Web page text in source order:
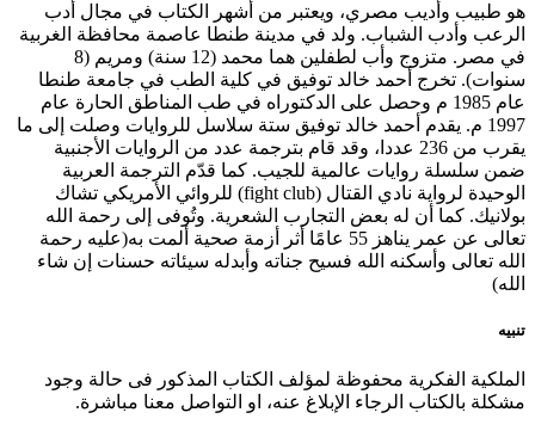
هو طبيب وأديب مصري، ويعتبر من أشهر الكتاب في مجال أدب
الرعب وأدب الشباب. ولد في مدينة طنطا عاصمة محافظة الغربية
في مصر. متزوج وأب لطفلين هما محمد (12 سنة) ومريم (8
سنوات). تخرج أحمد خالد توفيق في كلية الطب في جامعة طنطا
عام 1985 م وحصل على الدكتوراه في طب المناطق الحارة عام
1997 م. يقدم أحمد خالد توفيق ستة سلاسل للروايات وصلت إلى ما
يقرب من 236 عددا، وقد قام بترجمة عدد من الروايات الأجنبية
ضمن سلسلة روايات عالمية للجيب. كما قدّم الترجمة العربية
الوحيدة لرواية نادي القتال (fight club) للروائي الأمريكي تشاك
بولانيك. كما أن له بعض التجارب الشعرية. وتُوفى إلى رحمة الله
تعالى عن عمر يناهز 55 عامًا أثر أزمة صحية ألمت به(عليه رحمة
الله تعالى وأسكنه الله فسيح جناته وأبدله سيئاته حسنات إن شاء
الله)
تنبيه
الملكية الفكرية محفوظة لمؤلف الكتاب المذكور فى حالة وجود
مشكلة بالكتاب الرجاء الإبلاغ عنه، او التواصل معنا مباشرة.